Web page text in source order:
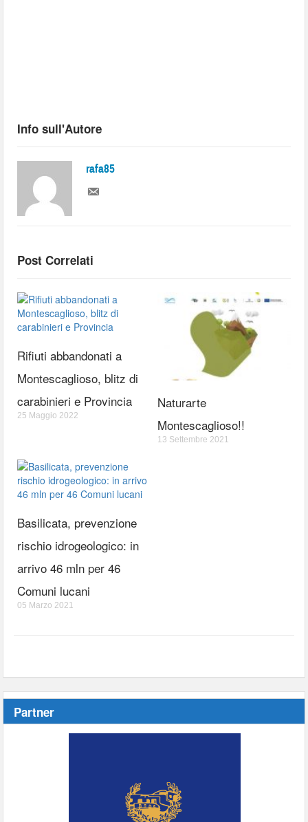
Info sull'Autore
rafa85
Post Correlati
Rifiuti abbandonati a
Montescaglioso, blitz di
carabinieri e Provincia
25 Maggio 2022
Naturarte
Montescaglioso!!
13 Settembre 2021
Basilicata, prevenzione
rischio idrogeologico: in
arrivo 46 mln per 46
Comuni lucani
05 Marzo 2021
Partner